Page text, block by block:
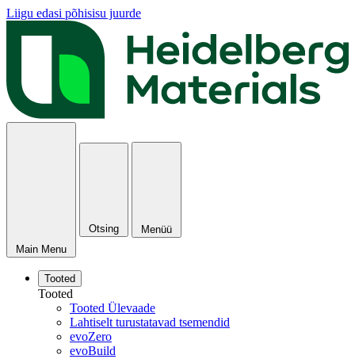
Liigu edasi põhisisu juurde
Main Menu
Otsing Menüü
Tooted
Tooted
Tooted Ülevaade
Lahtiselt turustatavad tsemendid
evoZero
evoBuild